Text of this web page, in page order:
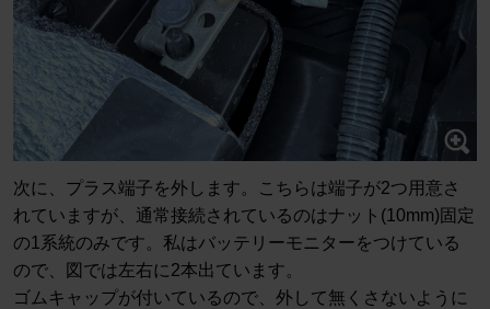
次に、プラス端子を外します。こちらは端子が2つ用意さ
れていますが、通常接続されているのはナット(10mm)固定
の1系統のみです。私はバッテリーモニターをつけている
ので、図では左右に2本出ています。
ゴムキャップが付いているので、外して無くさないように